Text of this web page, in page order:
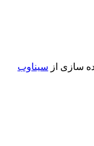
سازی از سیناوب